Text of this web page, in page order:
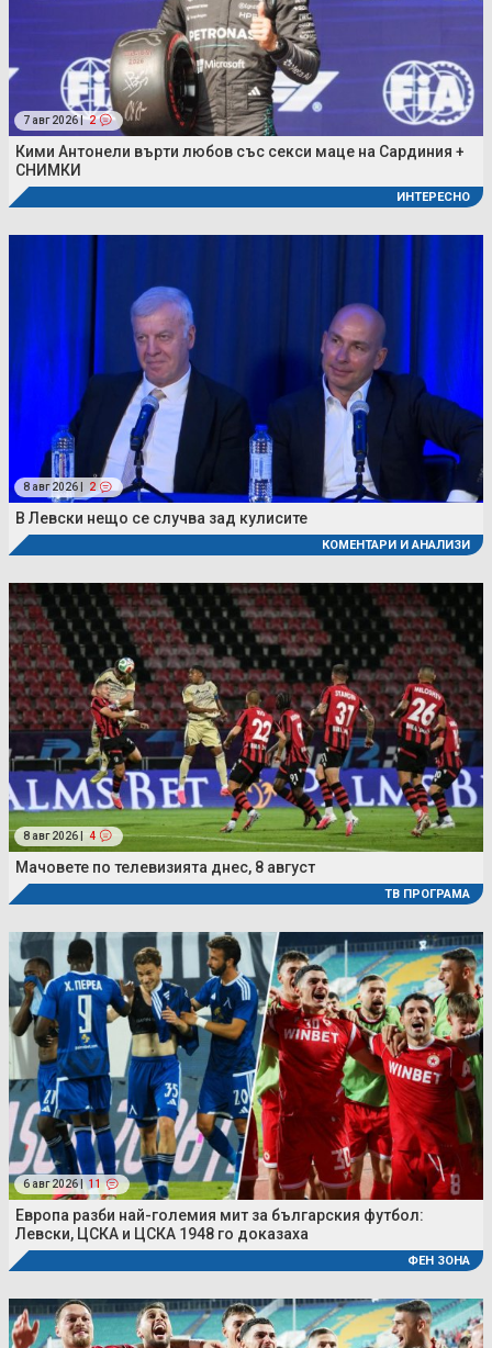
7 авг 2026 | 2
Кими Антонели върти любов със секси маце на Сардиния +
СНИМКИ
ИНТЕРЕСНО
8 авг 2026 | 2
В Левски нещо се случва зад кулисите
КОМЕНТАРИ И АНАЛИЗИ
8 авг 2026 | 4
Мачовете по телевизията днес, 8 август
ТВ ПРОГРАМА
6 авг 2026 | 11
Европа разби най-големия мит за българския футбол:
Левски, ЦСКА и ЦСКА 1948 го доказаха
ФЕН ЗОНА